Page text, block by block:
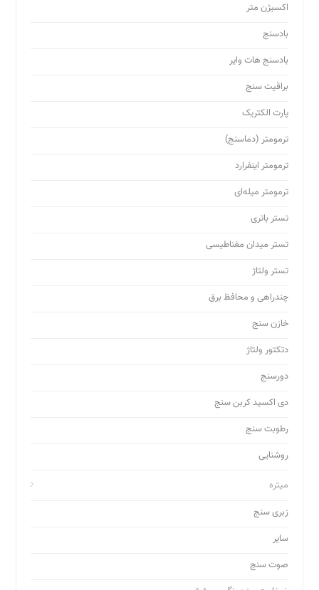
اکسیژن متر
بادسنج
بادسنج هات وایر
براقیت سنج
پارت الکتریک
ترمومتر (دماسنج)
ترمومتر اینفرارد
ترمومتر میله‌ای
تستر باتری
تستر میدان مغناطیسی
تستر ولتاژ
چندراهی و محافظ برق
خازن سنج
دتکتور ولتاژ
دورسنج
دی اکسید کربن سنج
رطوبت سنج
روشنایی
میتره
زبری سنج
سایر
صوت سنج